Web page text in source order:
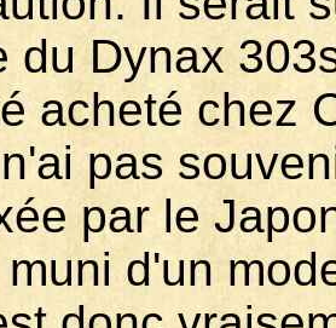
du Dynax
acheté chez
pas
par le
d'un